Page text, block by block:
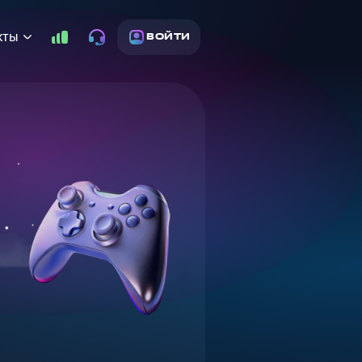
ВОЙТИ